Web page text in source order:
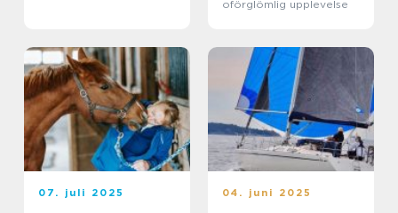
oförglömlig upplevelse
07. juli 2025 04. juni 2025